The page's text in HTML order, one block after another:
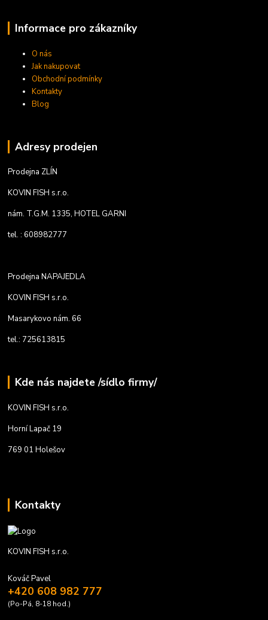
Informace pro zákazníky
O nás
Jak nakupovat
Obchodní podmínky
Kontakty
Blog
Adresy prodejen
Prodejna ZLÍN
KOVIN FISH s.r.o.
nám. T.G.M. 1335, HOTEL GARNI
tel. : 608982777
Prodejna NAPAJEDLA
KOVIN FISH s.r.o.
Masarykovo nám. 66
tel.: 725613815
Kde nás najdete /sídlo firmy/
KOVIN FISH s.r.o.
Horní Lapač 19
769 01 Holešov
Kontakty
KOVIN FISH s.r.o.
Kováč Pavel
+420 608 982 777
(Po-Pá, 8-18 hod.)